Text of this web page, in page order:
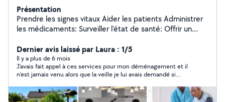
Présentation
Prendre les signes vitaux Aider les patients Administrer
les médicaments: Surveiller l'état de santé: Offrir un
Dernier avis laissé par Laura : 1/5
Il y a plus de 6 mois
J'avais fait appel à ces services pour mon déménagement et il
n'est jamais venu alors que la veille je lui avais demandé si
n'est pas venu et aucune nouvelle de sa part malgré appel et
sms. J'aurais mis 0 étoile si je pouvais, ne pas faire appel à lui